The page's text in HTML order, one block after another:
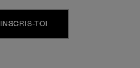
INSCRIS-TOI